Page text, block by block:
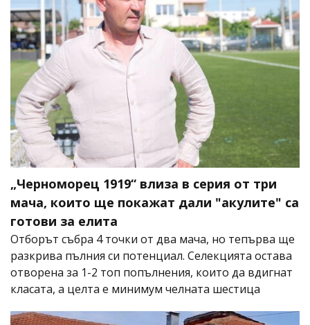
„Черноморец 1919“ влиза в серия от три
мача, които ще покажат дали "акулите" са
готови за елита
Отборът събра 4 точки от два мача, но тепърва ще
разкрива пълния си потенциал. Селекцията остава
отворена за 1-2 топ попълнения, които да вдигнат
класата, а целта е минимум челната шестица